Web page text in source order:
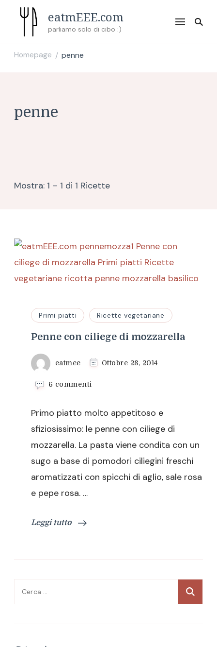
eatmEEE.com
parliamo solo di cibo :)
Homepage / penne
penne
Mostra: 1 – 1 di 1 Ricette
Primi piatti Ricette vegetariane
Penne con ciliege di mozzarella
eatmee Ottobre 28, 2014
6 commenti
ciliege
mozzarella
Primo piatto molto appetitoso e
sfiziosissimo: le penne con ciliege di
mozzarella. La pasta viene condita con un
sugo a base di pomodori ciliegini freschi
aromatizzati con spicchi di aglio, sale rosa
e pepe rosa. …
Leggi tutto
Ricerca